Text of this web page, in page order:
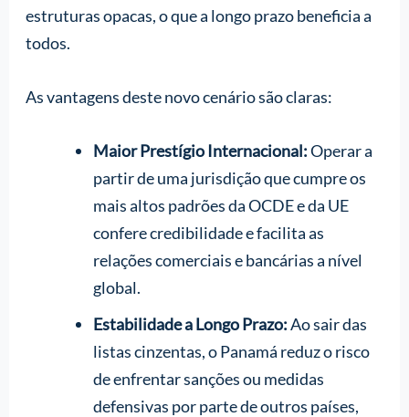
estruturas opacas, o que a longo prazo beneficia a
todos.
As vantagens deste novo cenário são claras:
Maior Prestígio Internacional:Operar a
partir de uma jurisdição que cumpre os
mais altos padrões da OCDE e da UE
confere credibilidade e facilita as
relações comerciais e bancárias a nível
global.
Estabilidade a Longo Prazo:Ao sair das
listas cinzentas, o Panamá reduz o risco
de enfrentar sanções ou medidas
defensivas por parte de outros países,